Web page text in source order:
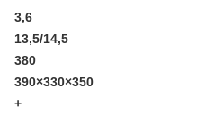
3,6
13,5/14,5
380
390×330×350
+